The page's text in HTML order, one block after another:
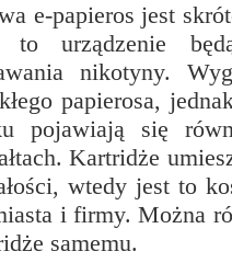
e-papieros jest
to urządzenie
nikotyny.
papierosa,
pojawiają się
Kartridże
wtedy jest to
i firmy. Można
samemu.